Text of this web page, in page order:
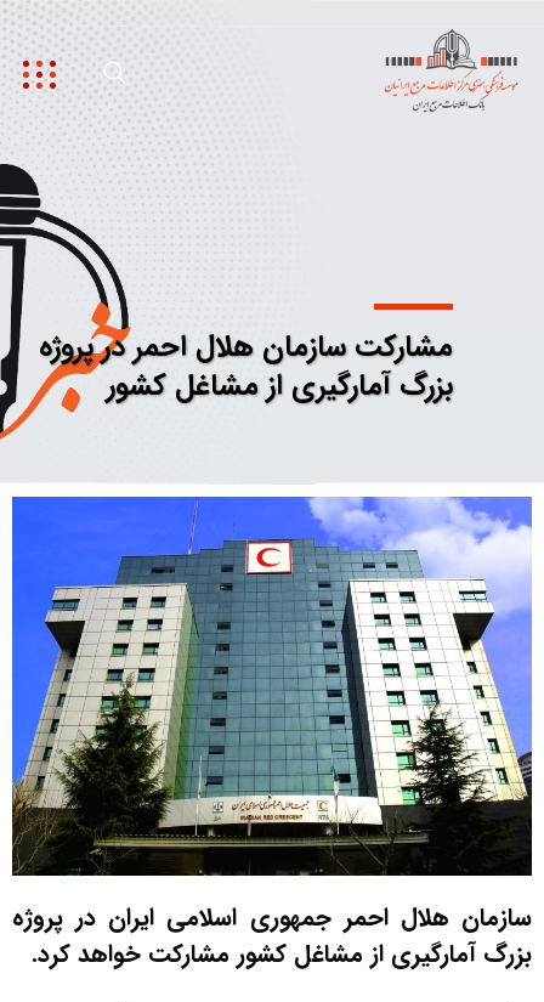
مشارکت سازمان هلال احمر در پروژه
بزرگ آمارگیری از مشاغل کشور
سازمان هلال احمر جمهوری اسلامی ایران در پروژه
بزرگ آمارگیری از مشاغل کشور مشارکت خواهد کرد.